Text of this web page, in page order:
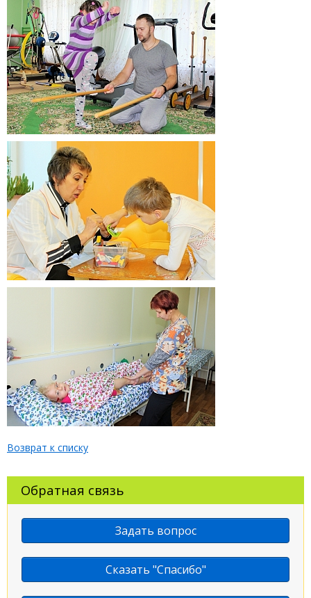
Возврат к списку
Обратная связь
Задать вопрос
Сказать "Спасибо"